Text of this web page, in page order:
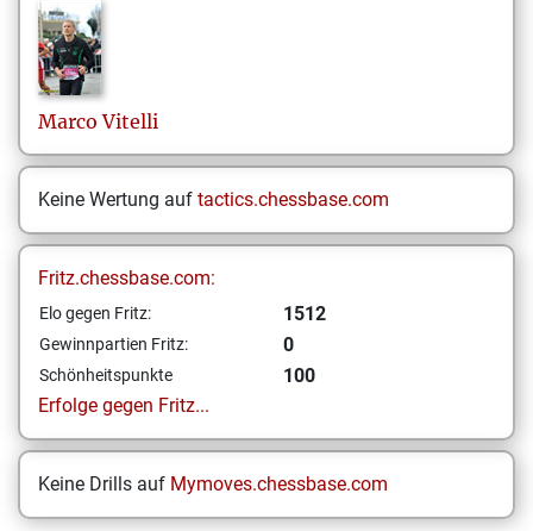
Marco Vitelli
Keine Wertung auf tactics.chessbase.com
Fritz.chessbase.com:
Elo gegen Fritz: 1512
Gewinnpartien Fritz: 0
Schönheitspunkte
100
Erfolge gegen Fritz...
Keine Drills auf Mymoves.chessbase.com